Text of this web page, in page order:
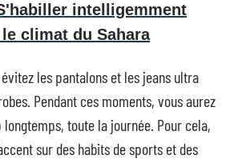
intelligemment
climat du Sahara
les pantalons et les jeans ultra
Pendant ces moments, vous aurez
toute la journée. Pour cela,
sur des habits de sports et des